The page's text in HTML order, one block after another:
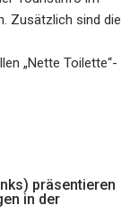
Zusätzlich sind die
„Nette Toilette“-
präsentieren
in der